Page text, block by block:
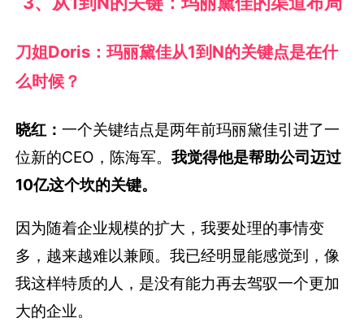
刀姐Doris ：玛丽黛佳从1到N的关键点是在什
么时候？
晓红：一个关键结点是两年前玛丽黛佳引进了一
位新的CEO，陈海军。我觉得他是帮助公司迈过
10亿这个坎的关键。
因为随着企业规模的扩大，我要处理的事情变
多，越来越难以兼顾。我已经明显能感觉到，像
我这样特质的人，是没有能力再去驾驭一个更加
大的企业。